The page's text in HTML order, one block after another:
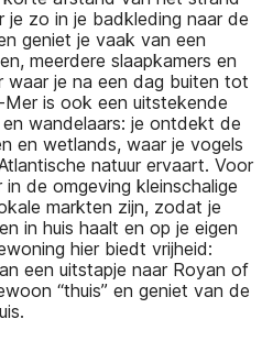
zo in je badkleding naar de
geniet je vaak van een
meerdere slaapkamers en
waar je na een dag buiten tot
is ook een uitstekende
wandelaars: je ontdekt de
en wetlands, waar je vogels
natuur ervaart. Voor
de omgeving kleinschalige
markten zijn, zodat je
in huis haalt en op je eigen
hier biedt vrijheid:
een uitstapje naar Royan of
“thuis” en geniet van de